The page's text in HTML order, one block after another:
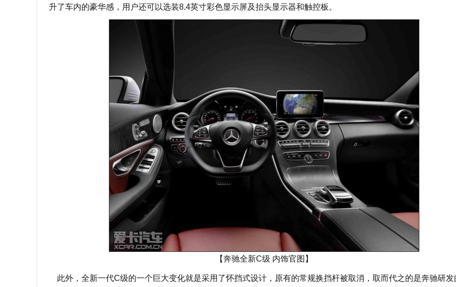
升了车内的豪华感，用户还可以选装8.4英寸彩色显示屏及抬头显示器和触控板。
【奔驰全新C级 内饰官图】
此外，全新一代C级的一个巨大变化就是采用了怀挡式设计，原有的常规换挡杆被取消，取而代之的是奔驰研发